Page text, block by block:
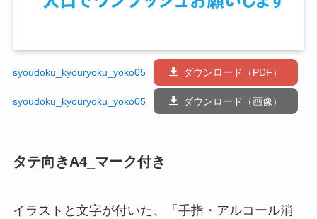
syoudoku_kyouryoku_yoko05 ダウンロード（PDF）
syoudoku_kyouryoku_yoko05 ダウンロード（画像）
タテ向きA4_マーク付き
イラストと文字が付いた、「手指・アルコール消